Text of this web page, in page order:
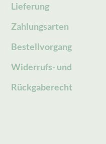
Lieferung
Zahlungsarten
Bestellvorgang
Widerrufs- und
Rückgaberecht